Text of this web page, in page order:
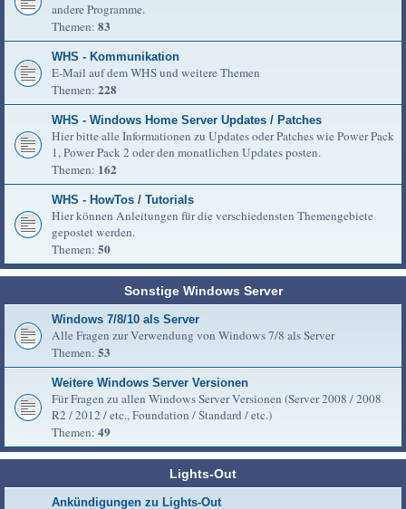
andere Programme.
Themen: 83
WHS - Kommunikation
E-Mail auf dem WHS und weitere Themen
Themen: 228
WHS - Windows Home Server Updates / Patches
Hier bitte alle Informationen zu Updates oder Patches wie Power Pack
1, Power Pack 2 oder den monatlichen Updates posten.
Themen: 162
WHS - HowTos / Tutorials
Hier können Anleitungen für die verschiedensten Themengebiete
gepostet werden.
Themen: 50
Sonstige Windows Server
Windows 7/8/10 als Server
Alle Fragen zur Verwendung von Windows 7/8 als Server
Themen: 53
Weitere Windows Server Versionen
Für Fragen zu allen Windows Server Versionen (Server 2008 / 2008
R2 / 2012 / etc., Foundation / Standard / etc.)
Themen: 49
Lights-Out
Ankündigungen zu Lights-Out